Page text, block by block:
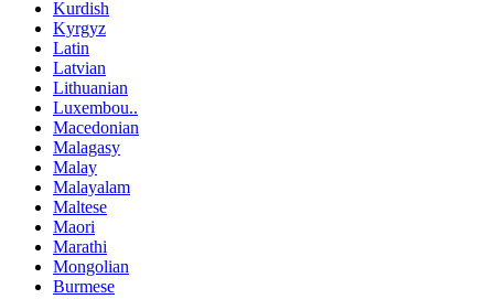
Kurdish
Kyrgyz
Latin
Latvian
Lithuanian
Luxembou..
Macedonian
Malagasy
Malay
Malayalam
Maltese
Maori
Marathi
Mongolian
Burmese